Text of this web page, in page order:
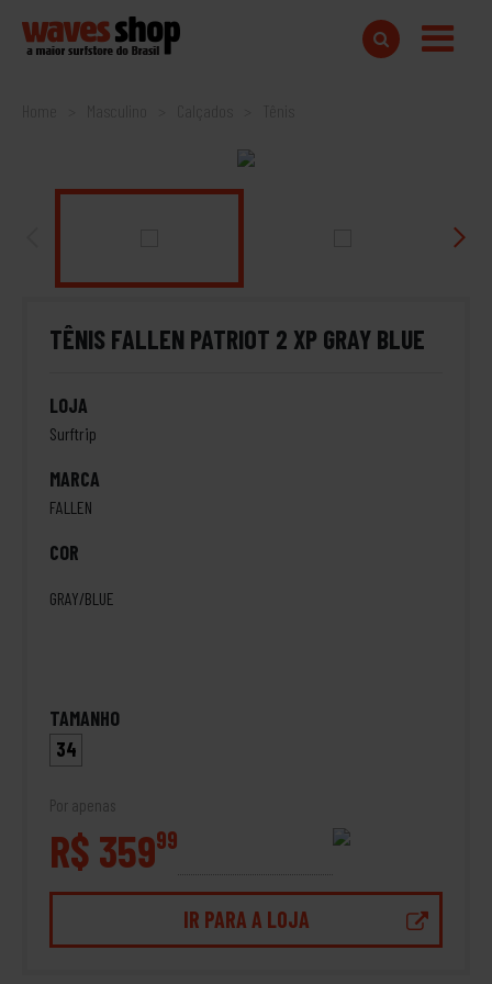
Home
TÊNIS FALLEN PATRIOT 2 XP GRAY BLUE
LOJA
Surftrip
MARCA
FALLEN
COR
GRAY/BLUE
TAMANHO
34
Por apenas
R$ 35999
IR PARA A LOJA